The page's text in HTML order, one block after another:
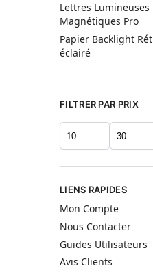
Lettres Lumineuses
Magnétiques Pro
Papier Backlight
éclairé
FILTRER PAR PRIX
LIENS RAPIDES
Mon Compte
Nous Contacter
Guides Utilisateurs
Avis Clients